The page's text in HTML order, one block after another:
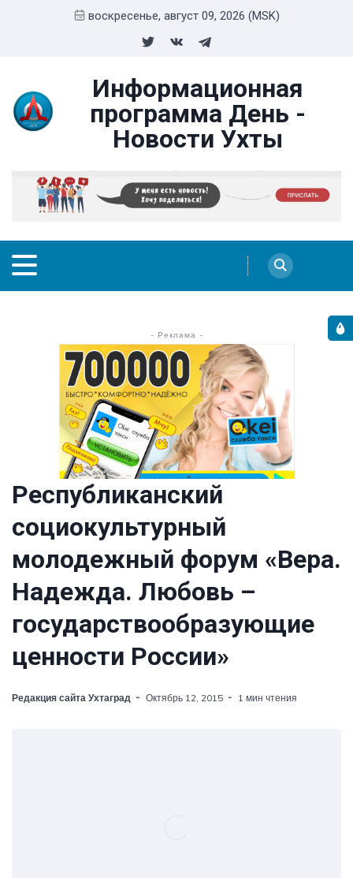
воскресенье, август 09, 2026 (MSK)
Информационная
программа День -
Новости Ухты
- Реклама -
Республиканский
социокультурный
молодежный форум «Вера.
Надежда. Любовь –
государствообразующие
ценности России»
Редакция сайта Ухтаград Октябрь 12, 2015 1 мин чтения